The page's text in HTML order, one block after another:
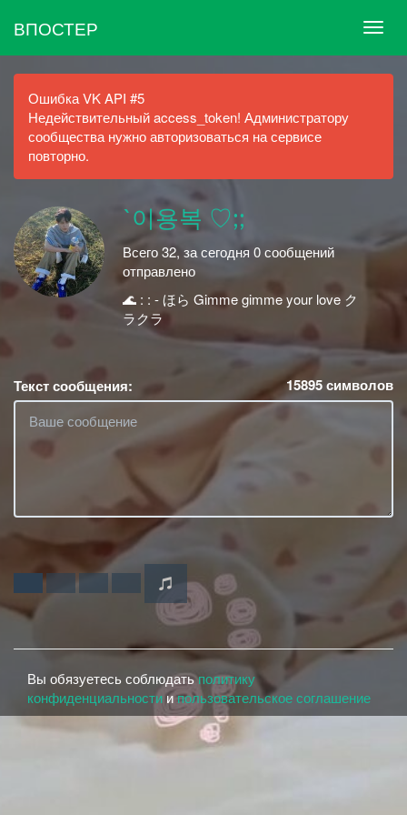
ВПОСТЕР
Ошибка VK API #5
Недействительный access_token! Администратору
сообщества нужно авторизоваться на сервисе
повторно.
`이용복 ♡;;
Всего 32, за сегодня 0 сообщений
отправлено
🌊 : : - ほら Gimme gimme your love ク
ラクラ
Текст сообщения: 15895символов
Вы обязуетесь соблюдатьполитику
конфиденциальностиипользовательское соглашение